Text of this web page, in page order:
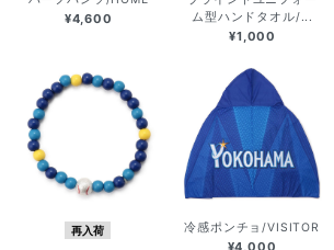
¥4,600
ム型ハンドタオル/...
¥1,000
再入荷 冷感ポンチョ/VISITOR
¥4,000